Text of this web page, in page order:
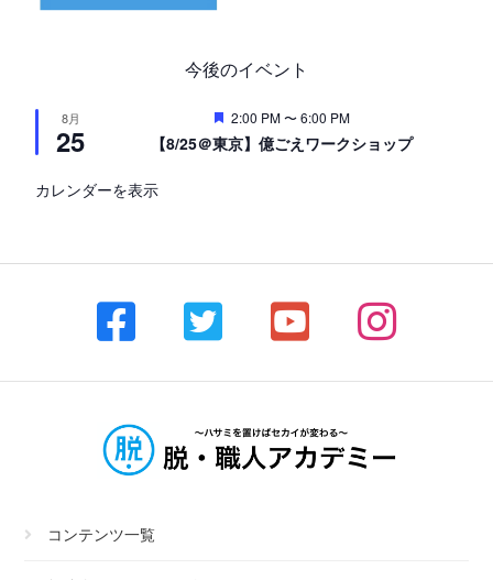
今後のイベント
8月
25
注
目
2:00 PM〜6:00 PM
【8/25＠東京】億ごえワークショップ
カレンダーを表示
コンテンツ一覧